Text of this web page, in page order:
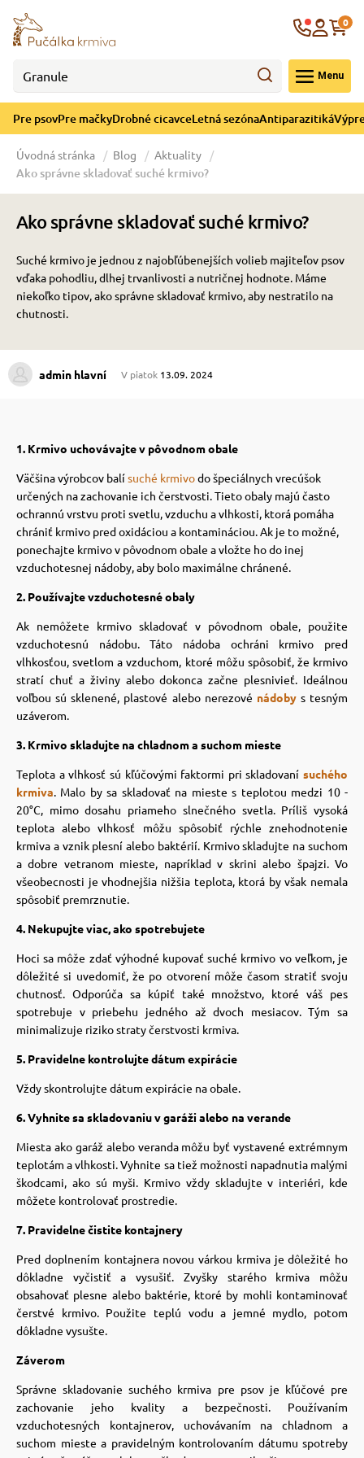
Menu
0
Pre psovPre mačkyDrobné cicavceLetná sezónaAntiparazitiká
psov
Pre psov
psov
pre psov
psov
psov
psov
psov
psov
pre psov
ohlávky
psov
so psom
poukazy
mačky
Pre mačky
mačky
pre mačky
mačky
podstielka
a pelechy
mačky
mačky
mačky
mačky
podložky
poukazy
cicavce
Drobné cicavce
sezóna
Letná sezóna
ochladenie
hračky
Výpredaj
CZK
Úvodná stránka Blog Aktuality
Ako správne skladovať suché krmivo?
Ako správne skladovať suché krmivo?
Suché krmivo je jednou z najobľúbenejších volieb majiteľov psov
vďaka pohodliu, dlhej trvanlivosti a nutričnej hodnote. Máme
niekoľko tipov, ako správne skladovať krmivo, aby nestratilo na
chutnosti.
admin hlavní V piatok 13.09. 2024
1. Krmivo uchovávajte v pôvodnom obale
Väčšina výrobcov balísuché krmivodo špeciálnych vrecúšok
určených na zachovanie ich čerstvosti. Tieto obaly majú často
ochrannú vrstvu proti svetlu, vzduchu a vlhkosti, ktorá pomáha
chrániť krmivo pred oxidáciou a kontamináciou. Ak je to možné,
ponechajte krmivo v pôvodnom obale a vložte ho do inej
vzduchotesnej nádoby, aby bolo maximálne chránené.
2. Používajte vzduchotesné obaly
Ak nemôžete krmivo skladovať v pôvodnom obale, použite
vzduchotesnú nádobu. Táto nádoba ochráni krmivo pred
vlhkosťou, svetlom a vzduchom, ktoré môžu spôsobiť, že krmivo
stratí chuť a živiny alebo dokonca začne plesnivieť. Ideálnou
voľbou sú sklenené, plastové alebo nerezové nádobys tesným
uzáverom.
3. Krmivo skladujte na chladnom a suchom mieste
Teplota a vlhkosť sú kľúčovými faktormi pri skladovaní suchého
krmiva. Malo by sa skladovať na mieste s teplotou medzi 10 -
20°C, mimo dosahu priameho slnečného svetla. Príliš vysoká
teplota alebo vlhkosť môžu spôsobiť rýchle znehodnotenie
krmiva a vznik plesní alebo baktérií. Krmivo skladujte na suchom
a dobre vetranom mieste, napríklad v skrini alebo špajzi. Vo
všeobecnosti je vhodnejšia nižšia teplota, ktorá by však nemala
spôsobiť premrznutie.
4. Nekupujte viac, ako spotrebujete
Hoci sa môže zdať výhodné kupovať suché krmivo vo veľkom, je
dôležité si uvedomiť, že po otvorení môže časom stratiť svoju
chutnosť. Odporúča sa kúpiť také množstvo, ktoré váš pes
spotrebuje v priebehu jedného až dvoch mesiacov. Tým sa
minimalizuje riziko straty čerstvosti krmiva.
5. Pravidelne kontrolujte dátum expirácie
Vždy skontrolujte dátum expirácie na obale.
6. Vyhnite sa skladovaniu v garáži alebo na verande
Miesta ako garáž alebo veranda môžu byť vystavené extrémnym
teplotám a vlhkosti. Vyhnite sa tiež možnosti napadnutia malými
škodcami, ako sú myši. Krmivo vždy skladujte v interiéri, kde
môžete kontrolovať prostredie.
7. Pravidelne čistite kontajnery
Pred doplnením kontajnera novou várkou krmiva je dôležité ho
dôkladne vyčistiť a vysušiť. Zvyšky starého krmiva môžu
obsahovať plesne alebo baktérie, ktoré by mohli kontaminovať
čerstvé krmivo. Použite teplú vodu a jemné mydlo, potom
dôkladne vysušte.
Záverom
Správne skladovanie suchého krmiva pre psov je kľúčové pre
zachovanie jeho kvality a bezpečnosti. Používaním
vzduchotesných kontajnerov, uchovávaním na chladnom a
suchom mieste a pravidelným kontrolovaním dátumu spotreby